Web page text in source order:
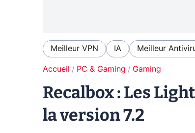
Meilleur VPN IA Meilleur
Accueil PC & Gaming Gaming
Recalbox : Les
la version 7.2